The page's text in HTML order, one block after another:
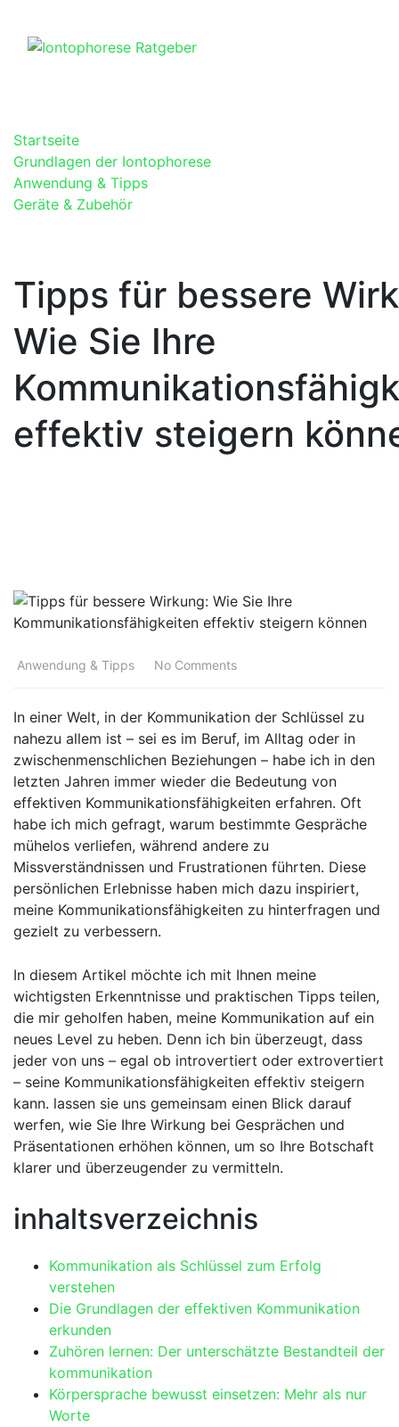
content
Startseite
Grundlagen der Iontophorese
Anwendung & Tipps
Geräte & Zubehör
Tipps für bessere
Wie Sie Ihre
effektiv steigern
01
Anwendung & Tipps No Comments
In einer Welt, in der Kommunikation der Schlüssel zu
nahezu allem ist – sei es im Beruf, im Alltag oder in
zwischenmenschlichen Beziehungen – habe ich in den
letzten Jahren immer wieder die Bedeutung von
effektiven Kommunikationsfähigkeiten erfahren. Oft
habe⁤ ich mich gefragt, warum‌ bestimmte Gespräche
mühelos verliefen, während andere zu
Missverständnissen und Frustrationen führten.​ Diese
persönlichen Erlebnisse haben‌ mich dazu inspiriert,
meine Kommunikationsfähigkeiten zu hinterfragen und
gezielt zu verbessern.
In diesem Artikel möchte ⁢ich mit Ihnen meine
wichtigsten Erkenntnisse und praktischen Tipps teilen,
die mir geholfen haben, meine Kommunikation auf ‌ein
neues Level zu heben. Denn ⁤ich bin überzeugt, dass
jeder von uns – egal ob introvertiert⁣ oder ​extrovertiert
– seine Kommunikationsfähigkeiten effektiv steigern
kann. lassen⁣ sie uns ⁤gemeinsam einen Blick darauf⁤
werfen, wie Sie ‍Ihre Wirkung bei ‍Gesprächen und
Präsentationen erhöhen können, um so Ihre Botschaft
klarer ‍und überzeugender zu‍ vermitteln.
inhaltsverzeichnis
Kommunikation als Schlüssel zum Erfolg
verstehen
Die Grundlagen der effektiven ⁣Kommunikation
erkunden
Zuhören lernen: Der unterschätzte‌ Bestandteil der‌
kommunikation
Körpersprache bewusst einsetzen: Mehr als nur
⁣Worte